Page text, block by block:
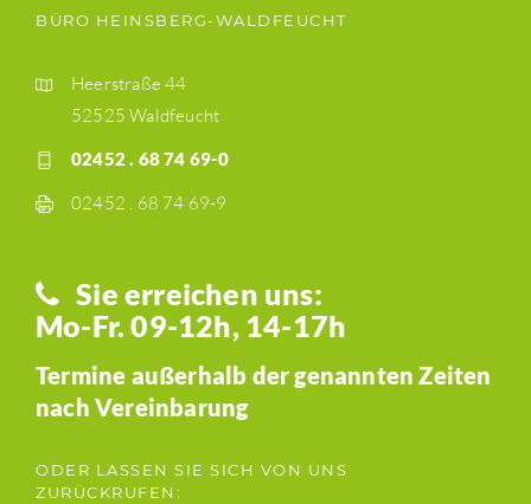
BÜRO HEINSBERG-WALDFEUCHT
Heerstraße 44
52525 Waldfeucht
02452 . 68 74 69-0
02452 . 68 74 69-9
Sie erreichen uns:
Mo-Fr. 09-12h, 14-17h
Termine außerhalb der genannten Zeiten
nach Vereinbarung
ODER LASSEN SIE SICH VON UNS
ZURÜCKRUFEN: